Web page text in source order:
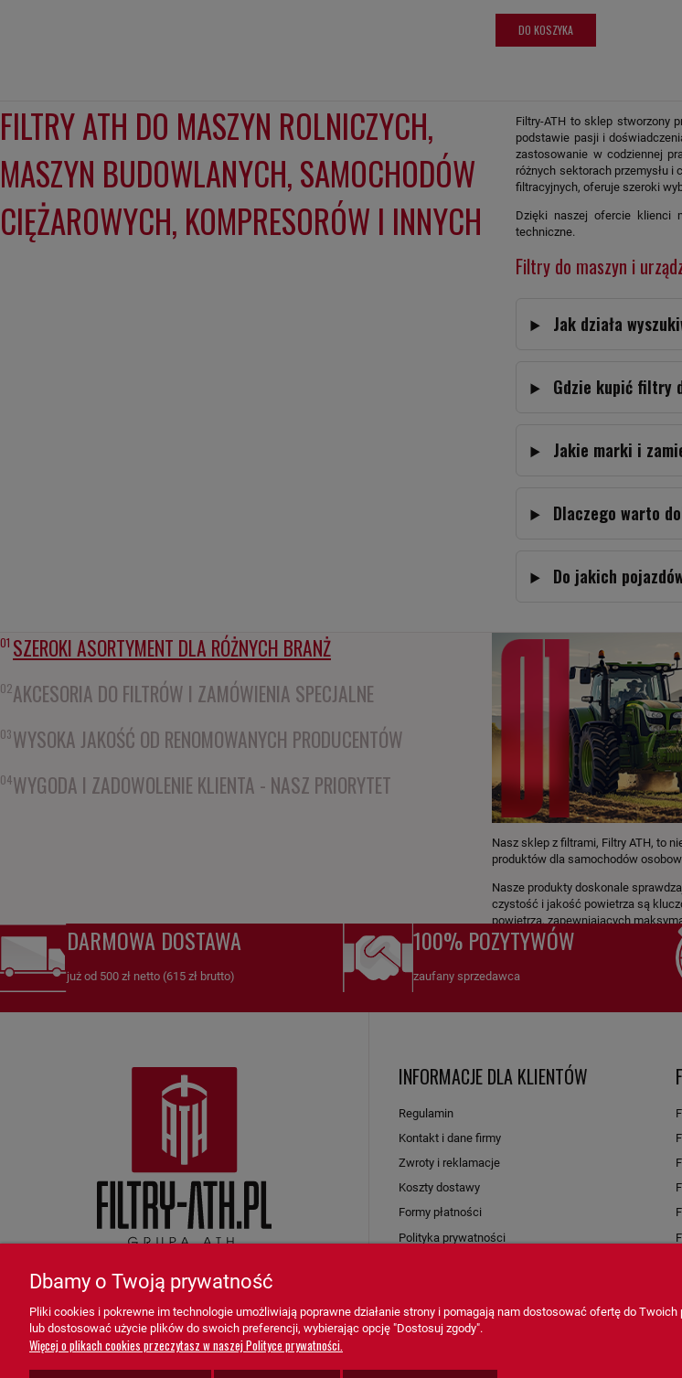
DO KOSZYKA
FILTRY ATH DO MASZYN ROLNICZYCH,
MASZYN BUDOWLANYCH, SAMOCHODÓW
CIĘŻAROWYCH, KOMPRESORÓW I INNYCH
Filtry-ATH to sklep stworzony
podstawie pasji i
zastosowanie w codziennej
różnych sektorach przemysłu
filtracyjnych, oferuje szeroki
Dzięki naszej ofercie klienci
techniczne.
Filtry do maszyn i
Jak działa
Gdzie kupić filtry
Jakie marki i
Dlaczego warto
Do jakich
01 SZEROKI ASORTYMENT DLA RÓŻNYCH BRANŻ
02AKCESORIA DO FILTRÓW I ZAMÓWIENIA SPECJALNE
03WYSOKA JAKOŚĆ OD RENOMOWANYCH PRODUCENTÓW
04WYGODA I ZADOWOLENIE KLIENTA - NASZ PRIORYTET
Nasz sklep z filtrami, Filtry ATH, to
produktów dla samochodów
Nasze produkty doskonale
czystość i jakość powietrza są
powietrza, zapewniających
DARMOWA DOSTAWA
już od 500 zł netto (615 zł brutto)
100% POZYTYWÓW
zaufany sprzedawca
INFORMACJE DLA KLIENTÓW
Regulamin
Kontakt i dane firmy
Zwroty i reklamacje
Koszty dostawy
Formy płatności
Polityka prywatności
(+48) 662 027 377
woj. warmińsko-mazurskie
Dbamy o Twoją prywatność
Pliki cookies i pokrewne im technologie umożliwiają poprawne działanie strony i pomagają nam dostosować ofertę do
lub dostosować użycie plików do swoich preferencji, wybierając opcję "Dostosuj zgody".
Więcej o plikach cookies przeczytasz w naszej Polityce prywatności.